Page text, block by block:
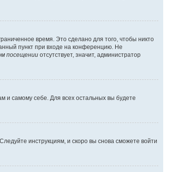
время. Это сделано для того, чтобы никто
пункт при входе на конференцию. Не
посещении отсутствует, значит, администратор
и самому себе. Для всех остальных вы будете
. Следуйте инструкциям, и скоро вы снова сможете войти